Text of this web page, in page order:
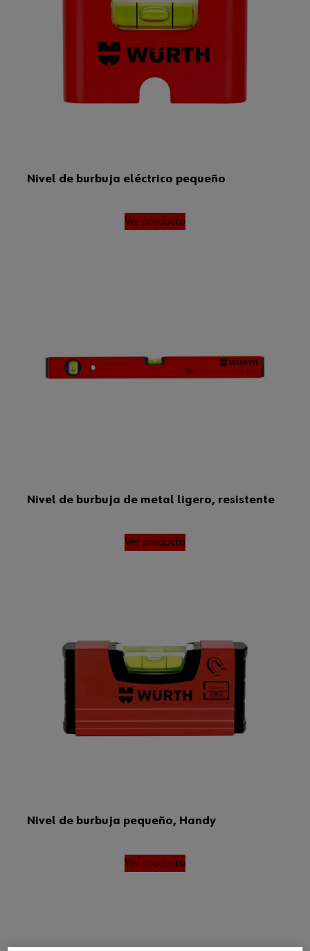
Nivel de burbuja eléctrico pequeño
Ver producto
Nivel de burbuja de metal ligero, resistente
Ver producto
Nivel de burbuja pequeño, Handy
Ver producto